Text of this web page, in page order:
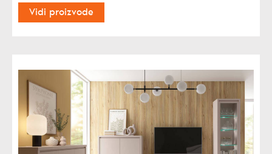
Vidi proizvode